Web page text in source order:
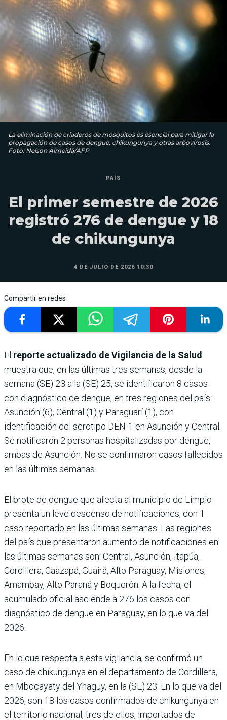
La eliminación de criaderos de mosquitos es esencial para mitigar la
propagación de casos de dengue, chikungunya y otras arbovirosis.
Foto: Nelson Almeida/AFP
PAÍS
El primer semestre de 2026
registró 276 de dengue y 18
de chikungunya
4 DE JULIO DE 2026 10:30
Compartir en redes
El reporte actualizado de Vigilancia de la Salud
muestra que, en las últimas tres semanas, desde la
semana (SE) 23 a la (SE) 25, se identificaron 8 casos
con diagnóstico de dengue, en tres regiones del país:
Asunción (6), Central (1) y Paraguarí (1), con
identificación del serotipo DEN-1 en Asunción y Central.
Se notificaron 2 personas hospitalizadas por dengue,
ambas de Asunción. No se confirmaron casos fallecidos
en las últimas semanas.
El brote de dengue que afecta al municipio de Limpio
presenta un leve descenso de notificaciones, con 1
caso reportado en las últimas semanas. Las regiones
del país que presentaron aumento de notificaciones en
las últimas semanas son: Central, Asunción, Itapúa,
Cordillera, Caazapá, Guairá, Alto Paraguay, Misiones,
Amambay, Alto Paraná y Boquerón. A la fecha, el
acumulado oficial asciende a 276 los casos con
diagnóstico de dengue en Paraguay, en lo que va del
2026.
En lo que respecta a esta vigilancia, se confirmó un
caso de chikungunya en el departamento de Cordillera,
en Mbocayaty del Yhaguy, en la (SE) 23. En lo que va del
2026, son 18 los casos confirmados de chikungunya en
el territorio nacional, tres de ellos, importados de